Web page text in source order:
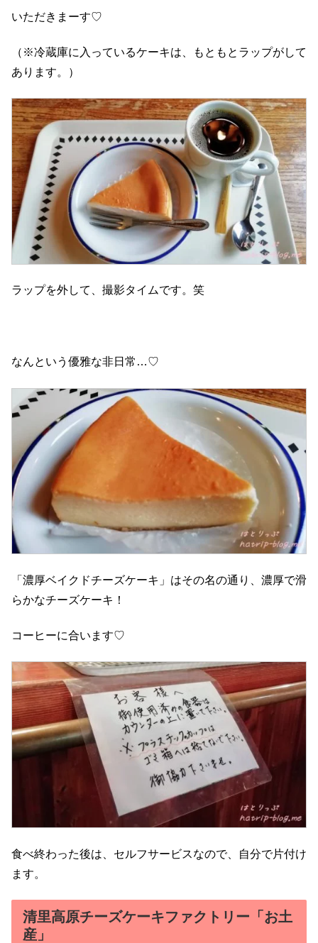
いただきまーす♡
（※冷蔵庫に入っているケーキは、もともとラップがして
あります。）
ラップを外して、撮影タイムです。笑
なんという優雅な非日常…♡
「濃厚ベイクドチーズケーキ」はその名の通り、濃厚で滑
らかなチーズケーキ！
コーヒーに合います♡
食べ終わった後は、セルフサービスなので、自分で片付け
ます。
清里高原チーズケーキファクトリー「お土
産」